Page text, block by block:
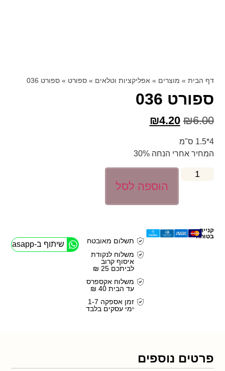
דף הבית » מוצרים » אפליקציות וטלאים »ספורט »ספורט 036
ספורט 036
₪6.00
₪4.20
4*1.5 ס"מ
המחיר אחרי הנחה 30%
הוספה לסל
קנייה
בטוחה
תשלום מאובטח
משלוח לנקודת
איסוף קרוב
לביתכם 25 ₪
משלוח אקספרס
עד הבית 40 ₪
זמן אספקה 1-7
ימי עסקים בלבד
שיתוף ב-Whasapp
פרטים נוספים